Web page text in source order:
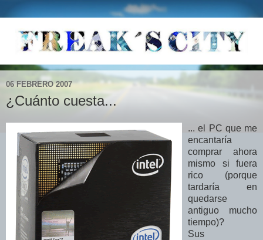
06 FEBRERO 2007
¿Cuánto cuesta...
... el PC que me
encantaría
comprar ahora
mismo si fuera
rico (porque
tardaría en
quedarse
antiguo mucho
tiempo)?
Sus